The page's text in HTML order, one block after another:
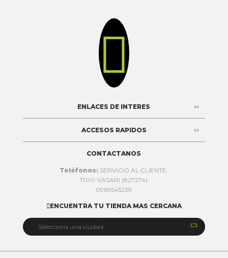

ENLACES DE INTERES
ACCESOS RAPIDOS
CONTACTANOS
Teléfonos: SERVICIO AL CLIENTE:
1700-VASARI (827274)
0969545239
ENCUENTRA TU TIENDA MAS CERCANA
Selecciona una ciudad 